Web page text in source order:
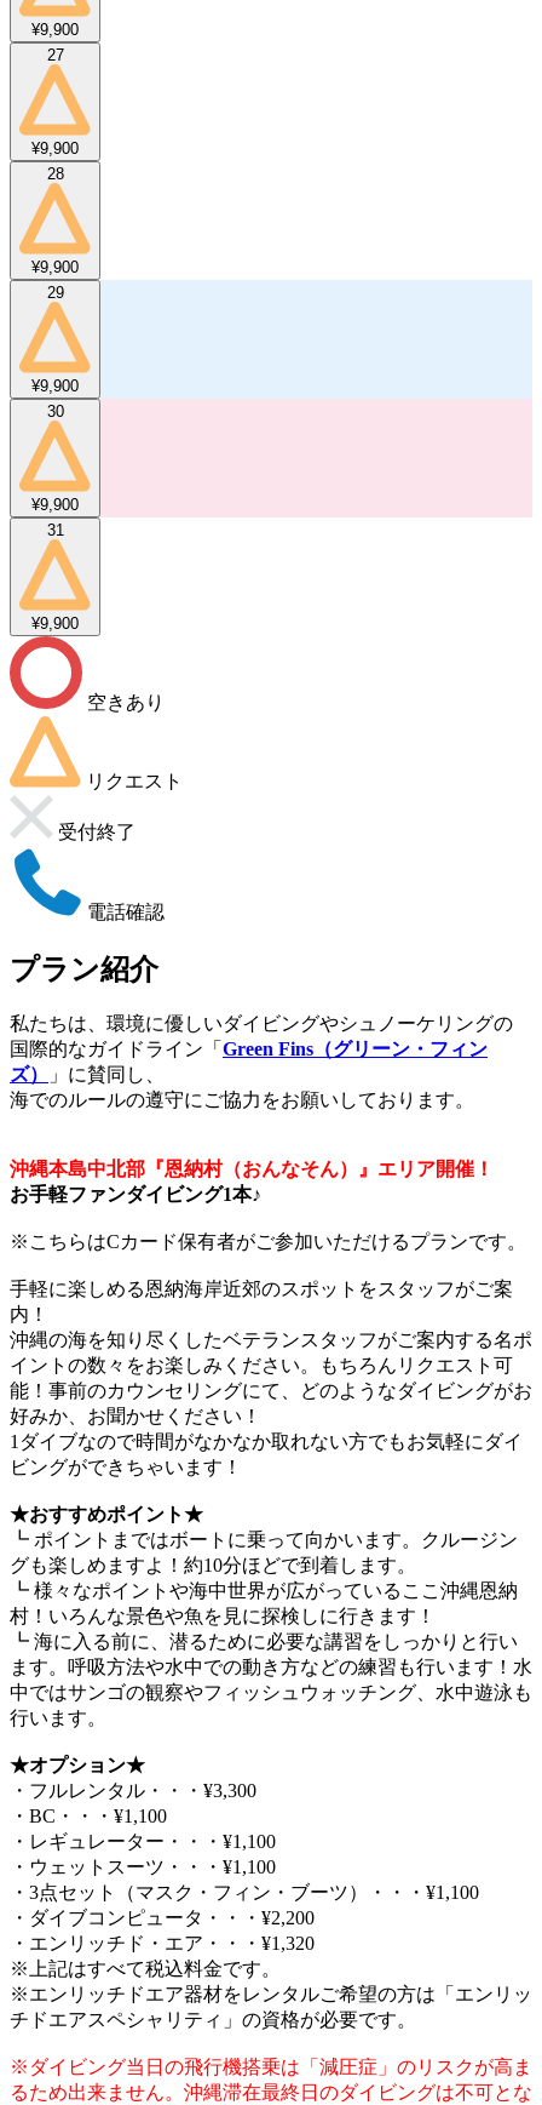
¥9,900
27
¥9,900
28
¥9,900
29
¥9,900
30
¥9,900
31
¥9,900
空きあり
リクエスト
受付終了
電話確認
プラン紹介
私たちは、環境に優しいダイビングやシュノーケリングの
国際的なガイドライン「 Green Fins（グリーン・フィン
ズ）
」に賛同し、
海でのルールの遵守にご協力をお願いしております。
沖縄本島中北部『恩納村（おんなそん）』エリア開催！
お手軽ファンダイビング1本♪
※こちらはCカード保有者がご参加いただけるプランです。
手軽に楽しめる恩納海岸近郊のスポットをスタッフがご案
内！
沖縄の海を知り尽くしたベテランスタッフがご案内する名ポ
イントの数々をお楽しみください。もちろんリクエスト可
能！事前のカウンセリングにて、どのようなダイビングがお
好みか、お聞かせください！
1ダイブなので時間がなかなか取れない方でもお気軽にダイ
ビングができちゃいます！
★おすすめポイント★
┗ ポイントまではボートに乗って向かいます。クルージン
グも楽しめますよ！約10分ほどで到着します。
┗ 様々なポイントや海中世界が広がっているここ沖縄恩納
村！いろんな景色や魚を見に探検しに行きます！
┗ 海に入る前に、潜るために必要な講習をしっかりと行い
ます。呼吸方法や水中での動き方などの練習も行います！水
中ではサンゴの観察やフィッシュウォッチング、水中遊泳も
行います。
★オプション★
・フルレンタル・・・¥3,300
・BC・・・¥1,100
・レギュレーター・・・¥1,100
・ウェットスーツ・・・¥1,100
・3点セット（マスク・フィン・ブーツ）・・・¥1,100
・ダイブコンピュータ・・・¥2,200
・エンリッチド・エア・・・¥1,320
※上記はすべて税込料金です。
※エンリッチドエア器材をレンタルご希望の方は「エンリッ
チドエアスペシャリティ」の資格が必要です。
※ダイビング当日の飛行機搭乗は「減圧症」のリスクが高ま
るため出来ません。沖縄滞在最終日のダイビングは不可とな